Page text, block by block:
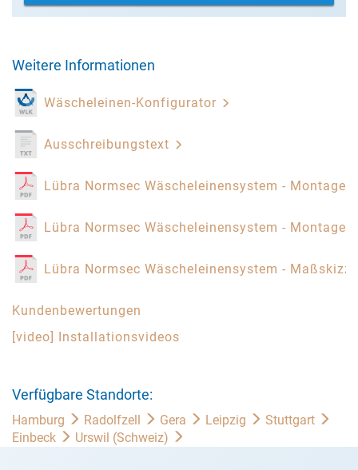
Weitere Informationen
Wäscheleinen-Konfigurator
Ausschreibungstext
Lübra Normsec Wäscheleinensystem -
Lübra Normsec Wäscheleinensystem -
Lübra Normsec Wäscheleinensystem -
Kundenbewertungen
[video] Installationsvideos
Verfügbare Standorte:
Hamburg Radolfzell Gera Leipzig
Stuttgart
Einbeck
Urswil (Schweiz)